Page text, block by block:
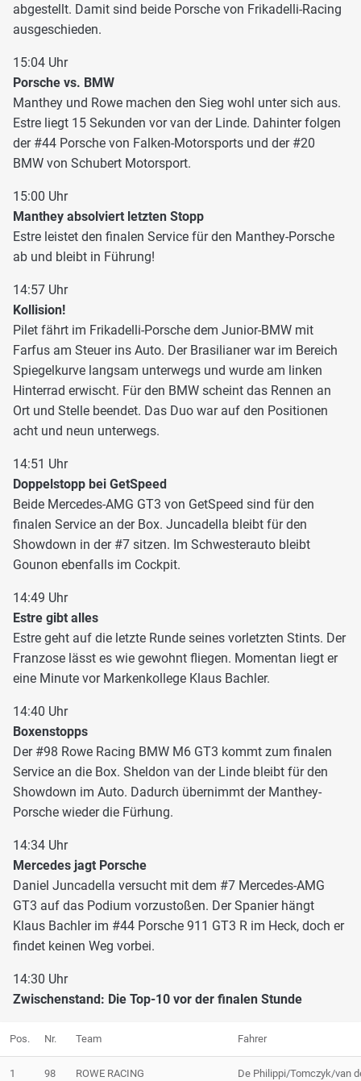
abgestellt. Damit sind beide Porsche von Frikadelli-Racing
ausgeschieden.
15:04 Uhr
Porsche vs. BMW
Manthey und Rowe machen den Sieg wohl unter sich aus.
Estre liegt 15 Sekunden vor van der Linde. Dahinter folgen
der #44 Porsche von Falken-Motorsports und der #20
BMW von Schubert Motorsport.
15:00 Uhr
Manthey absolviert letzten Stopp
Estre leistet den finalen Service für den Manthey-Porsche
ab und bleibt in Führung!
14:57 Uhr
Kollision!
Pilet fährt im Frikadelli-Porsche dem Junior-BMW mit
Farfus am Steuer ins Auto. Der Brasilianer war im Bereich
Spiegelkurve langsam unterwegs und wurde am linken
Hinterrad erwischt. Für den BMW scheint das Rennen an
Ort und Stelle beendet. Das Duo war auf den Positionen
acht und neun unterwegs.
14:51 Uhr
Doppelstopp bei GetSpeed
Beide Mercedes-AMG GT3 von GetSpeed sind für den
finalen Service an der Box. Juncadella bleibt für den
Showdown in der #7 sitzen. Im Schwesterauto bleibt
Gounon ebenfalls im Cockpit.
14:49 Uhr
Estre gibt alles
Estre geht auf die letzte Runde seines vorletzten Stints. Der
Franzose lässt es wie gewohnt fliegen. Momentan liegt er
eine Minute vor Markenkollege Klaus Bachler.
14:40 Uhr
Boxenstopps
Der #98 Rowe Racing BMW M6 GT3 kommt zum finalen
Service an die Box. Sheldon van der Linde bleibt für den
Showdown im Auto. Dadurch übernimmt der Manthey-
Porsche wieder die Fürhung.
14:34 Uhr
Mercedes jagt Porsche
Daniel Juncadella versucht mit dem #7 Mercedes-AMG
GT3 auf das Podium vorzustoßen. Der Spanier hängt
Klaus Bachler im #44 Porsche 911 GT3 R im Heck, doch er
findet keinen Weg vorbei.
14:30 Uhr
Zwischenstand: Die Top-10 vor der finalen Stunde
Pos. Nr. Team Fahrer
1 98 ROWE RACING De Philippi/Tomczyk/van